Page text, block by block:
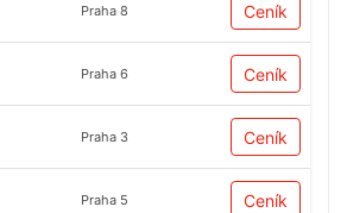
Praha 8 Ceník
Praha 6 Ceník
Praha 3 Ceník
Praha 5 Ceník